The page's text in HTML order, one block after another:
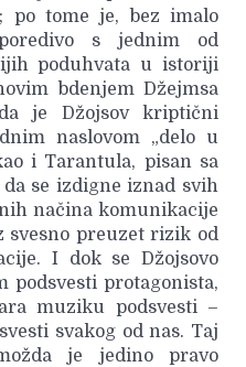
po tome je, bez imalo
s jednim od
poduhvata u istoriji
bdenjem Džejmsa
je Džojsov kriptični
naslovom „delo u
i Tarantula, pisan sa
se izdigne iznad svih
načina komunikacije
svesno preuzet rizik od
I dok se Džojsovo
podsvesti protagonista,
muziku podsvesti –
svakog od nas. Taj
je jedino pravo